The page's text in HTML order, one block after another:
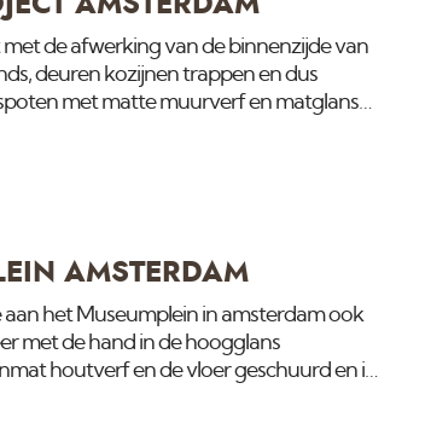
de afwerking van de binnenzijde van
deuren kozijnen trappen en dus
met matte muurverf en matglans
AMSTERDAM
het Museumplein in amsterdam ook
met de hand in de hoogglans
houtverf en de vloer geschuurd en in